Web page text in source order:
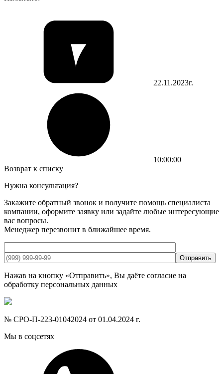
22.11.2023г.
10:00:00
Возврат к списку
Нужна консультация?
Закажите обратный звонок и получите помощь специалиста
компании, оформите заявку или задайте любые интересующие
вас вопросы.
Менеджер перезвонит в ближайшее время.
Отправить
Нажав на кнопку «Отправить», Вы даёте согласие на
обработку персональных данных
№ СРО-П-223-01042024 от 01.04.2024 г.
Мы в соцсетях